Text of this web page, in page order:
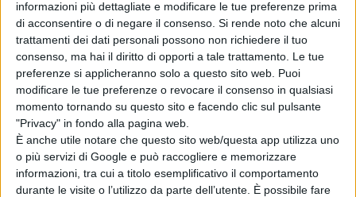
informazioni più dettagliate e modificare le tue preferenze prima
di acconsentire o di negare il consenso. Si rende noto che alcuni
trattamenti dei dati personali possono non richiedere il tuo
consenso, ma hai il diritto di opporti a tale trattamento. Le tue
preferenze si applicheranno solo a questo sito web. Puoi
modificare le tue preferenze o revocare il consenso in qualsiasi
momento tornando su questo sito e facendo clic sul pulsante
"Privacy" in fondo alla pagina web.
È anche utile notare che questo sito web/questa app utilizza uno
o più servizi di Google e può raccogliere e memorizzare
informazioni, tra cui a titolo esemplificativo il comportamento
durante le visite o l’utilizzo da parte dell’utente. È possibile fare
PubblicatoMaggio 17, 2022in
News cinema e film
daEmanuela Giuliani
Tag: